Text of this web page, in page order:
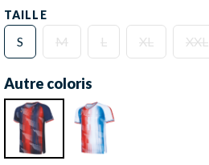
TAILLE
S M L XL XXL
Autre coloris